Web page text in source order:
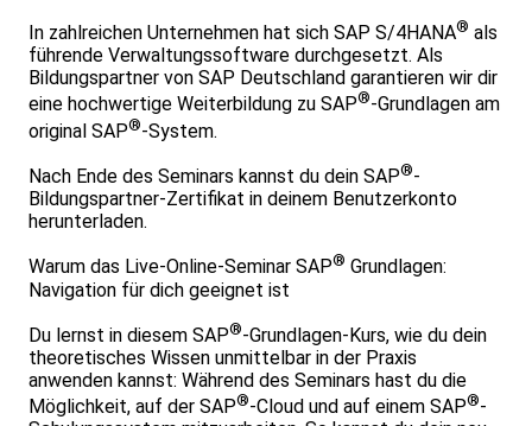
In zahlreichen Unternehmen hat sich SAP S/4HANA® als
führende Verwaltungssoftware durchgesetzt. Als
Bildungspartner von SAP Deutschland garantieren wir dir
eine hochwertige Weiterbildung zu SAP®-Grundlagen am
original SAP®-System.
Nach Ende des Seminars kannst du dein SAP®-
Bildungspartner-Zertifikat in deinem Benutzerkonto
herunterladen.
Warum das Live-Online-Seminar SAP® Grundlagen:
Navigation für dich geeignet ist
Du lernst in diesem SAP®-Grundlagen-Kurs, wie du dein
theoretisches Wissen unmittelbar in der Praxis
anwenden kannst: Während des Seminars hast du die
Möglichkeit, auf der SAP®-Cloud und auf einem SAP®-